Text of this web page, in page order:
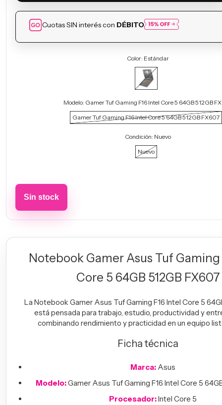
Cuotas SIN interés con DÉBITO
Color: Estándar
Modelo: Gamer Tuf Gaming F16 Intel Core 5 64GB 512GB
Gamer Tuf Gaming F16 Intel Core 5 64GB 512GB FX607
Condición: Nuevo
Nuevo
Notebook Gamer Asus Tuf Gaming
Core 5 64GB 512GB FX607
La Notebook Gamer Asus Tuf Gaming F16 Intel Core 5
está pensada para trabajo, estudio, productividad y
combinando rendimiento y practicidad en un equipo
Ficha técnica
Marca: Asus
Modelo:Gamer Asus Tuf Gaming F16 Intel Core 5
Procesador:Intel Core 5